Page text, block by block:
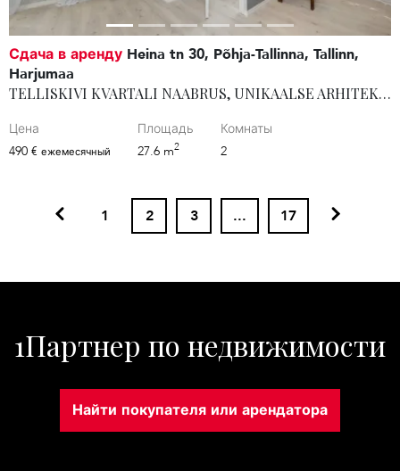
Сдача в аренду Heina tn 30, Põhja-Tallinna, Tallinn,
Harjumaa
TELLISKIVI KVARTALI NAABRUS, UNIKAALSE ARHITEKTUURIGA MAJA!
Цена
490 € ежемесячный
Площадь
27.6 m2
Комнаты
2
1 2 3 ... 17
1Партнер по недвижимости
Найти покупателя или арендатора